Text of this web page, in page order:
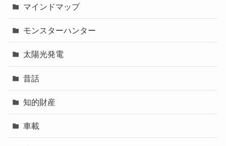
マインドマップ
モンスターハンター
太陽光発電
昔話
知的財産
車載